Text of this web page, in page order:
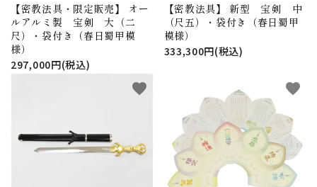
【密教法具・限定販売】 オー
ルアルミ製 宝剣 大（二
尺）・袋付き（春日蜀甲模
様）
297,000円(税込)
【密教法具】 新型 宝剣 中
（尺五）・袋付き（春日蜀甲
模様）
333,300円(税込)
favorite favorite